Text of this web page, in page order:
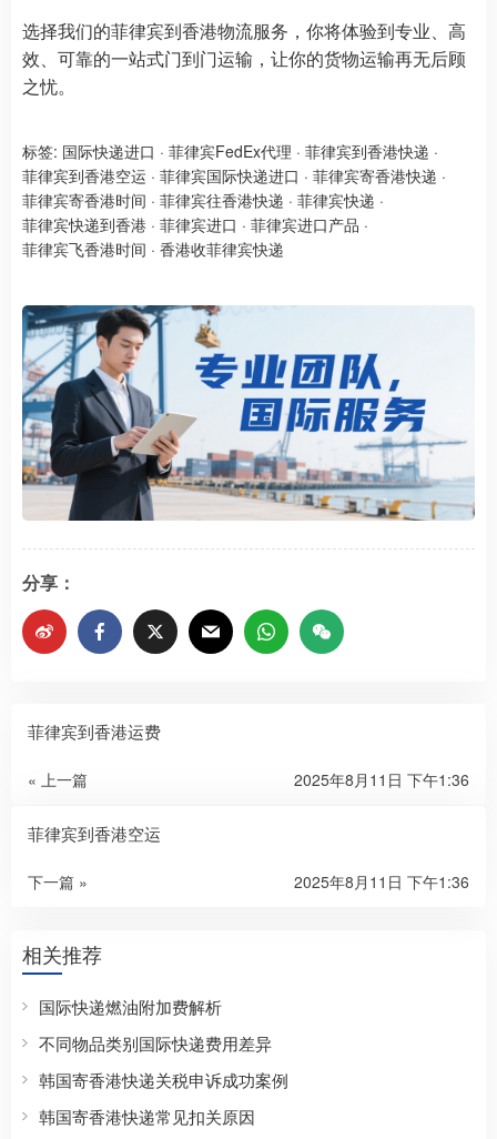
选择我们的菲律宾到香港物流服务，你将体验到专业、高
效、可靠的一站式门到门运输，让你的货物运输再无后顾
之忧。
标签: 国际快递进口 · 菲律宾FedEx代理 · 菲律宾到香港快递 ·
菲律宾到香港空运 · 菲律宾国际快递进口 · 菲律宾寄香港快递 ·
菲律宾寄香港时间 · 菲律宾往香港快递 · 菲律宾快递 ·
菲律宾快递到香港 · 菲律宾进口 · 菲律宾进口产品 ·
菲律宾飞香港时间 · 香港收菲律宾快递
分享：
菲律宾到香港运费
« 上一篇 2025年8月11日 下午1:36
菲律宾到香港空运
下一篇 » 2025年8月11日 下午1:36
相关推荐
国际快递燃油附加费解析
不同物品类别国际快递费用差异
韩国寄香港快递关税申诉成功案例
韩国寄香港快递常见扣关原因